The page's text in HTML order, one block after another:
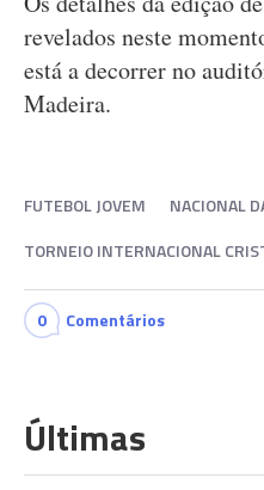
revelados neste
está a decorrer no
Madeira.
FUTEBOL JOVEM
NACIONAL
TORNEIO INTERNACIONAL
0 Comentários
Últimas